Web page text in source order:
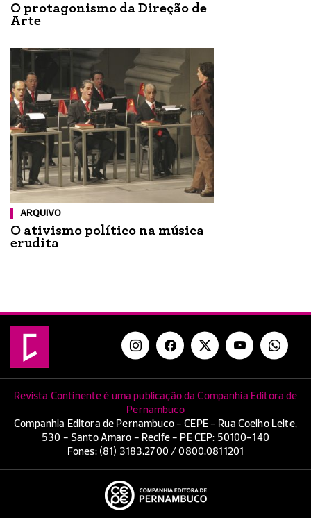
O protagonismo da Direção de
Arte
ARQUIVO
O ativismo político na música
erudita
Revista Continente é uma publicação da Companhia Editora de
Pernambuco
Companhia Editora de Pernambuco - CEPE - Rua Coelho Leite,
530 - Santo Amaro - Recife - PE CEP: 50100-140
Fones: (81) 3183.2700 / 0800.0811201